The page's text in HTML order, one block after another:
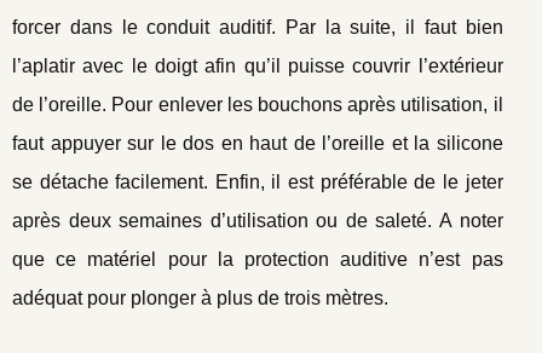
forcer dans le conduit auditif. Par la suite, il faut bien
l’aplatir avec le doigt afin qu’il puisse couvrir l’extérieur
de l’oreille. Pour enlever les bouchons après utilisation, il
faut appuyer sur le dos en haut de l’oreille et la silicone
se détache facilement. Enfin, il est préférable de le jeter
après deux semaines d’utilisation ou de saleté. A noter
que ce matériel pour la protection auditive n’est pas
adéquat pour plonger à plus de trois mètres.